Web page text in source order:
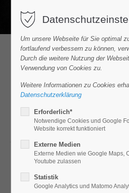
Um unsere Webseite für Sie optimal
fortlaufend verbessern zu können,
Durch die weitere Nutzung der
Verwendung von Cookies zu.
Weitere Informationen zu Cookies
Datenschutzerklärung
Erforderlich*
Notwendige Cookies und Google
Website korrekt funktioniert
Externe Medien
Externe Medien wie Google Maps,
Youtube zulassen
Statistik
Google Analytics und Matomo
SUCHEN &
Weitere Infos
Schauen Sie sich doch mal in